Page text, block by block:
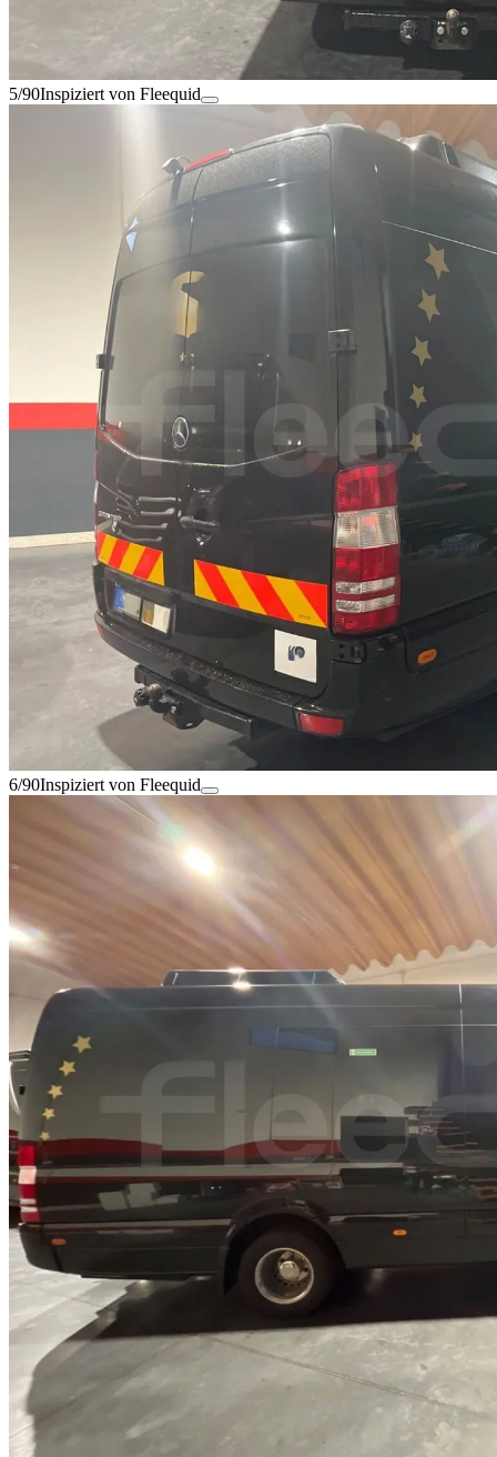
5/90Inspiziert von Fleequid
6/90Inspiziert von Fleequid